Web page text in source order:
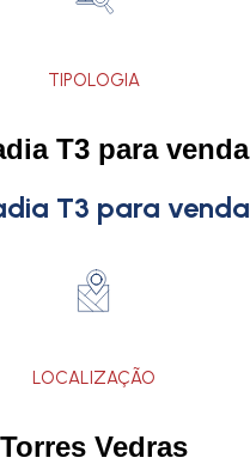
TIPOLOGIA
T3 para venda
T3 para venda
LOCALIZAÇÃO
Torres Vedras